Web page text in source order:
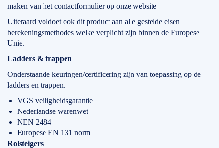
maken van het contactformulier op onze website
Uiteraard voldoet ook dit product aan alle gestelde eisen
berekeningsmethodes welke verplicht zijn binnen de Europese
Unie.
Ladders & trappen
Onderstaande keuringen/certificering zijn van toepassing op de
ladders en trappen.
VGS veiligheidsgarantie
Nederlandse warenwet
NEN 2484
Europese EN 131 norm
Rolsteigers